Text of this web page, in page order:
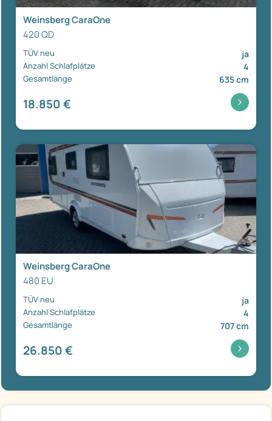
Weinsberg CaraOne
420 QD
TÜV neu ja
Anzahl Schlafplätze 4
Gesamtlänge 635 cm
18.850 €
Weinsberg CaraOne
480 EU
TÜV neu ja
Anzahl Schlafplätze 4
Gesamtlänge 707 cm
26.850 €